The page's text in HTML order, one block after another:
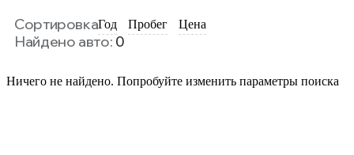
СортировкаГод Пробег Цена
Найдено авто: 0
Ничего не найдено. Попробуйте изменить параметры поиска